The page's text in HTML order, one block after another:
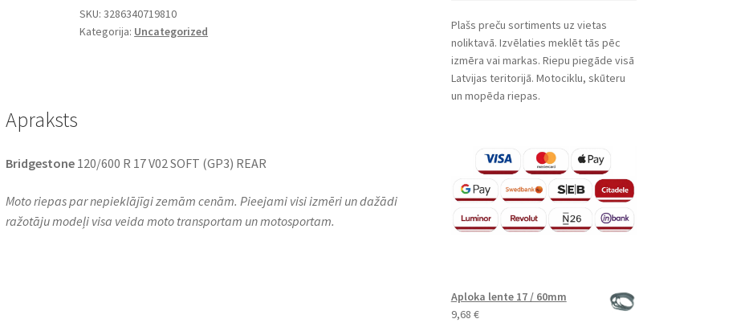
SKU:3286340719810
Kategorija: Uncategorized
Apraksts
Bridgestone 120/600 R 17 V02 SOFT (GP3) REAR
Moto riepas par nepieklājīgi zemām cenām. Pieejami visi izmēri un dažādi
ražotāju modeļi visa veida moto transportam un motosportam.
Plašs preču sortiments uz vietas
noliktavā. Izvēlaties meklēt tās pēc
izmēra vai markas. Riepu piegāde visā
Latvijas teritorijā. Motociklu, skūteru
un mopēda riepas.
Aploka lente 17 / 60mm
9,68 €